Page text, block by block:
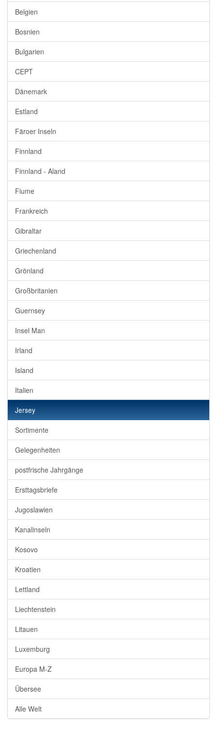
Belgien
Bosnien
Bulgarien
CEPT
Dänemark
Estland
Färoer Inseln
Finnland
Finnland - Aland
Fiume
Frankreich
Gibraltar
Griechenland
Grönland
Großbritanien
Guernsey
Insel Man
Irland
Island
Italien
Jersey
Sortimente
Gelegenheiten
postfrische Jahrgänge
Ersttagsbriefe
Jugoslawien
Kanalinseln
Kosovo
Kroatien
Lettland
Liechtenstein
Litauen
Luxemburg
Europa M-Z
Übersee
Alle Welt